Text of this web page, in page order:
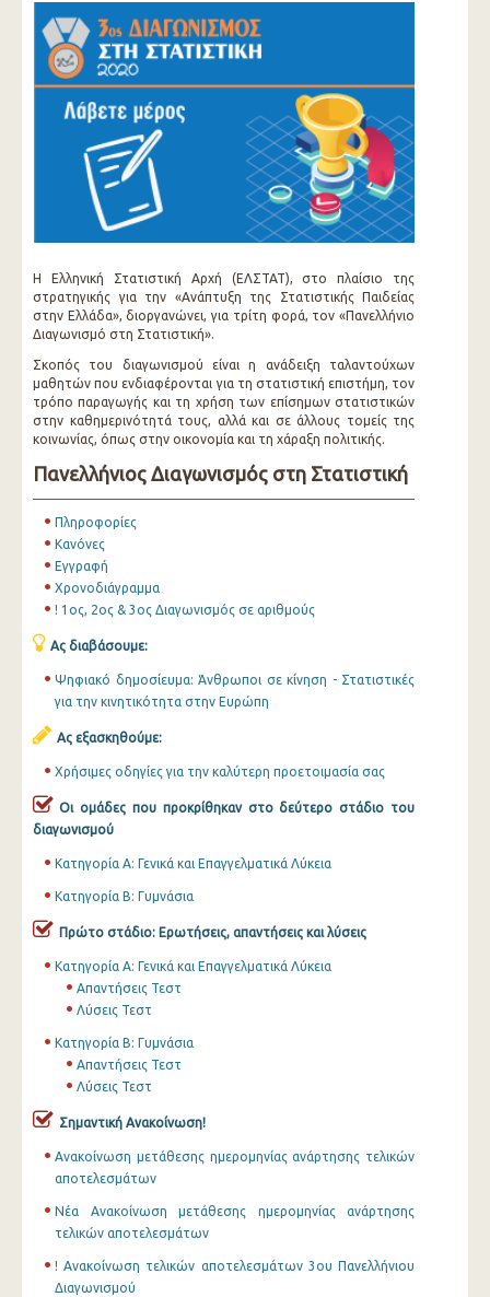
Η Ελληνική Στατιστική Αρχή (ΕΛΣΤΑΤ), στο πλαίσιο της
στρατηγικής για την «Ανάπτυξη της Στατιστικής Παιδείας
στην Ελλάδα», διοργανώνει, για τρίτη φορά, τoν «Πανελλήνιο
Διαγωνισμό στη Στατιστική».
Σκοπός του διαγωνισμού είναι η ανάδειξη ταλαντούχων
μαθητών που ενδιαφέρονται για τη στατιστική επιστήμη, τον
τρόπο παραγωγής και τη χρήση των επίσημων στατιστικών
στην καθημερινότητά τους, αλλά και σε άλλους τομείς της
κοινωνίας, όπως στην οικονομία και τη χάραξη πολιτικής.
Πανελλήνιος Διαγωνισμός στη Στατιστική
Πληροφορίες
Κανόνες
Εγγραφή
Χρονοδιάγραμμα
! 1ος, 2ος & 3ος Διαγωνισμός σε αριθμούς
Ας διαβάσουμε:
Ψηφιακό δημοσίευμα: Άνθρωποι σε κίνηση - Στατιστικές
για την κινητικότητα στην Ευρώπη
Ας εξασκηθούμε:
Χρήσιμες οδηγίες για την καλύτερη προετοιμασία σας
Οι ομάδες που προκρίθηκαν στο δεύτερο στάδιο του
διαγωνισμού
Κατηγορία Α: Γενικά και Επαγγελματικά Λύκεια
Κατηγορία Β: Γυμνάσια
Πρώτο στάδιο: Ερωτήσεις, απαντήσεις και λύσεις
Κατηγορία Α: Γενικά και Επαγγελματικά Λύκεια
Απαντήσεις Τεστ
Λύσεις Τεστ
Κατηγορία Β: Γυμνάσια
Απαντήσεις Τεστ
Λύσεις Τεστ
Σημαντική Ανακοίνωση!
Ανακοίνωση μετάθεσης ημερομηνίας ανάρτησης τελικών
αποτελεσμάτων
Νέα Ανακοίνωση μετάθεσης ημερομηνίας ανάρτησης
τελικών αποτελεσμάτων
! Ανακοίνωση τελικών αποτελεσμάτων 3ου Πανελλήνιου
Διαγωνισμού